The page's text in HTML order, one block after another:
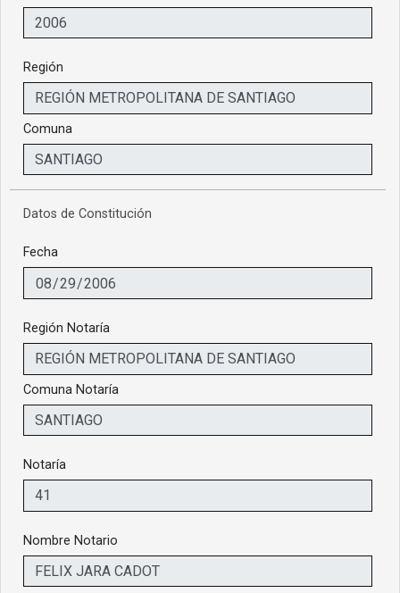
Región
Comuna
Datos de Constitución
Fecha
Región Notaría
Comuna Notaría
Notaría
Nombre Notario